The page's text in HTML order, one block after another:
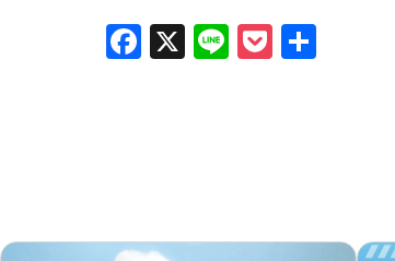
Facebook
X LinePocket